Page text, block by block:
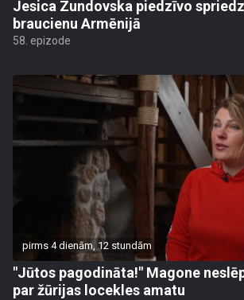
Jesica Zundovska piedzīvo
braucienu Armēnijā
58. epizode
pirms 4 dienām, 12 stundām
"Jūtos pagodināta!" Magone
par žūrijas locekles amatu